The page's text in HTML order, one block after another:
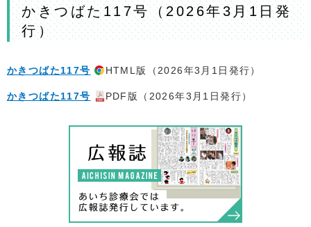
かきつばた117号（2026年3月1日発
行）
かきつばた117号 HTML版（2026年3月1日発行）
かきつばた117号 PDF版（2026年3月1日発行）